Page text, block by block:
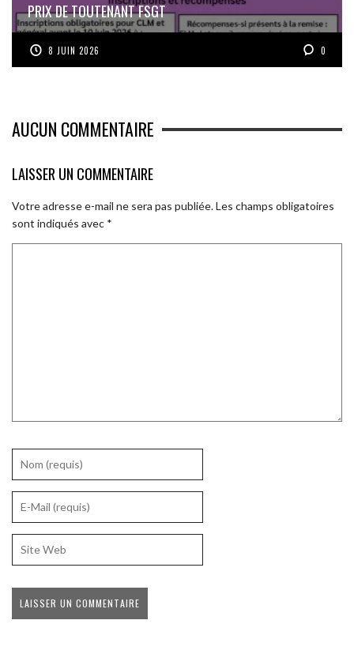
PRIX DE TOUTENANT FSGT
8 JUIN 2026 0
AUCUN COMMENTAIRE
LAISSER UN COMMENTAIRE
Votre adresse e-mail ne sera pas publiée.Les champs obligatoires
sont indiqués avec *